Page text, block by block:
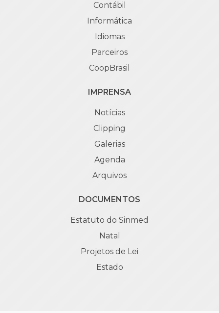
Contábil
Informática
Idiomas
Parceiros
CoopBrasil
IMPRENSA
Notícias
Clipping
Galerias
Agenda
Arquivos
DOCUMENTOS
Estatuto do Sinmed
Natal
Projetos de Lei
Estado